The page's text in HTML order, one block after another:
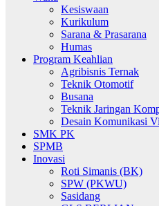
Kesiswaan
Kurikulum
Sarana & Prasarana
Humas
Program Keahlian
Agribisnis Ternak
Teknik Otomotif
Busana
Teknik Jaringan
Desain Komunikasi
SMK PK
SPMB
Inovasi
Roti Simanis (BK)
SPW (PKWU)
Sasidang